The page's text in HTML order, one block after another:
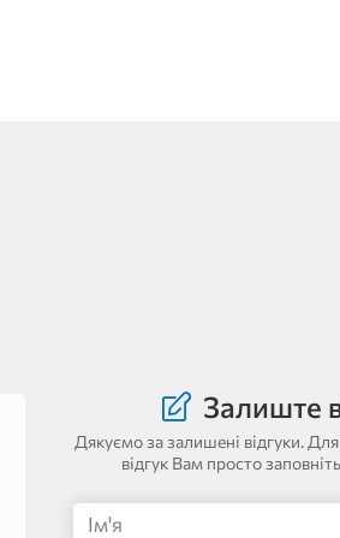
Залиште
Дякуємо за залишені відгуки.
відгук Вам просто